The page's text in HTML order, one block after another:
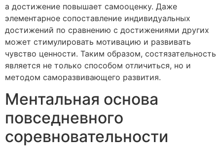
а достижение повышает самооценку. Даже
элементарное сопоставление индивидуальных
достижений по сравнению с достижениями других
может стимулировать мотивацию и развивать
чувство ценности. Таким образом, состязательность
является не только способом отличиться, но и
методом саморазвивающего развития.
Ментальная основа
повседневного
соревновательности